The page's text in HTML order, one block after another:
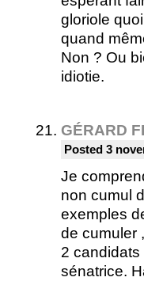
gloriole
quand
Non ? Ou
idiotie.
GÉRARD
Posted 3
Je
non cumul
exemples
de cumuler
2 candidats
sénatrice.